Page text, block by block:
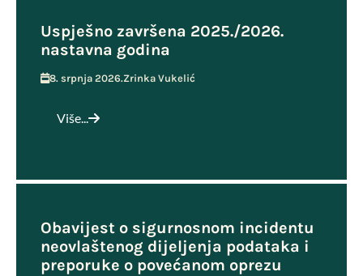
Uspješno završena 2025./2026.
nastavna godina
8. srpnja 2026.Zrinka Vukelić
Više...
Obavijest o sigurnosnom incidentu
neovlaštenog dijeljenja podataka i
preporuke o povećanom oprezu